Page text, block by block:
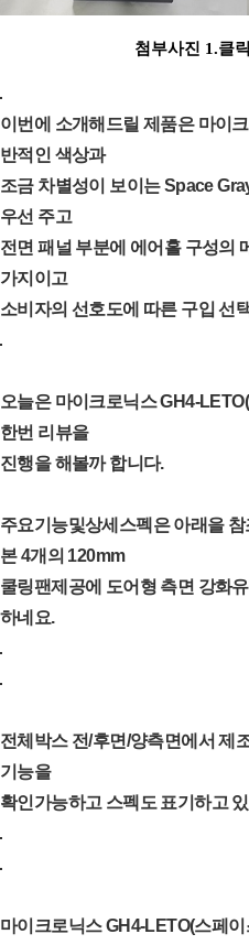
첨부사진 1.클
이번에 소개해드릴 제품은 마이
반적인 색상과
조금 차별성이 보이는 Space
우선 주고
전면 패널 부분에 에어홀 구성의
가지이고
소비자의 선호도에 따른 구입 선
오늘은 마이크로닉스 GH4-
한번 리뷰을
진행을 해볼까 합니다.
주요기능및상세스펙은 아래을
본 4개의 120mm
쿨링팬제공에 도어형 측면 강화
하네요.
전체박스 전/후면/양측면에서 제
기능을
확인가능하고 스펙도 표기하고
마이크로닉스 GH4-LETO(스페